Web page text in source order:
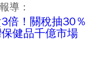
導：
倍！關稅抽30％
健品千億市場